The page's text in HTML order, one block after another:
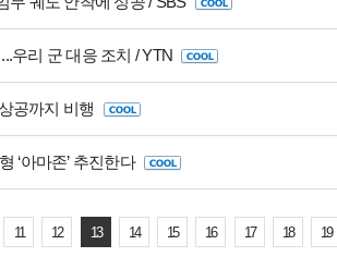
우리 군 대응 조치 / YTN
공까지 비행
‘아마존’ 추진한다
11 12 13 14 15 16 17 18 19